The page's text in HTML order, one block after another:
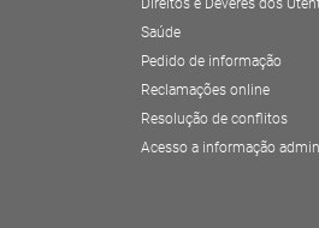
Direitos e Deveres dos
Saúde
Pedido de informação
Reclamações online
Resolução de conflitos
Acesso a informação